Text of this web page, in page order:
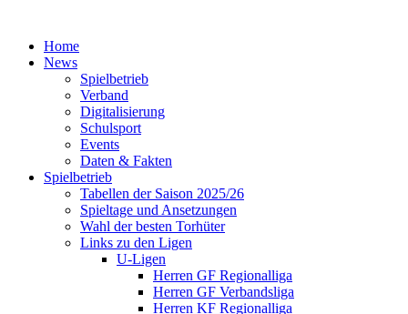
Home
News
Spielbetrieb
Verband
Digitalisierung
Schulsport
Events
Daten & Fakten
Spielbetrieb
Tabellen der Saison 2025/26
Spieltage und Ansetzungen
Wahl der besten Torhüter
Links zu den Ligen
U-Ligen
Herren GF Regionalliga
Herren GF Verbandsliga
Herren KF Regionalliga